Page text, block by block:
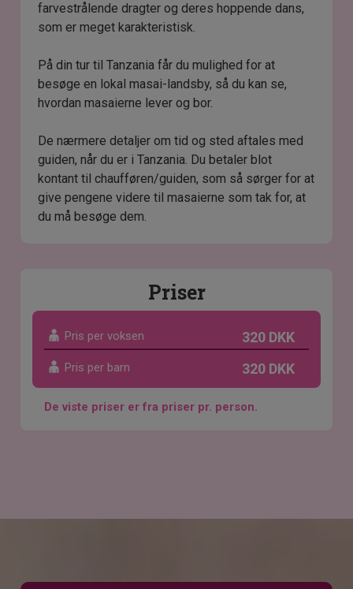
farvestrålende dragter og deres hoppende dans,
som er meget karakteristisk.
På din tur til Tanzania får du mulighed for at
besøge en lokal masai-landsby, så du kan se,
hvordan masaierne lever og bor.
De nærmere detaljer om tid og sted aftales med
guiden, når du er i Tanzania. Du betaler blot
kontant til chaufføren/guiden, som så sørger for at
give pengene videre til masaierne som tak for, at
du må besøge dem.
Priser
Pris per voksen 320 DKK
Pris per barn 320 DKK
De viste priser er fra priser pr. person.